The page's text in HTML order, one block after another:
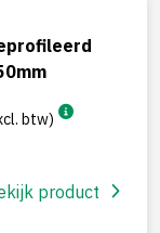
btw)
product